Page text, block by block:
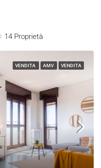
14 Proprietà
VENDITA AMV VENDITA